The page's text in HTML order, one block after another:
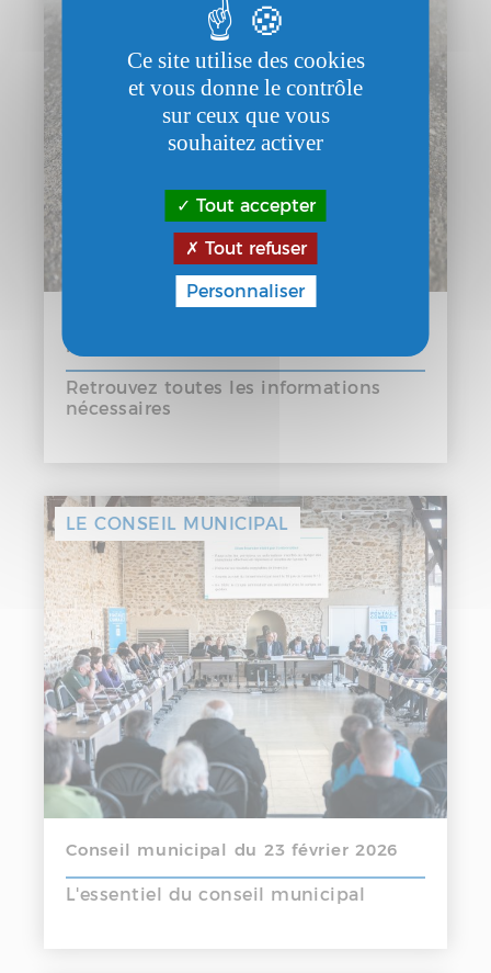
pin
Retrouvez toutes les informations
nécessaires
LE CONSEIL MUNICIPAL
Conseil municipal du 23 février 2026
L'essentiel du conseil municipal
Ce site utilise des cookies
et vous donne le contrôle
sur ceux que vous
souhaitez activer
Tout accepter
Tout refuser
Personnaliser